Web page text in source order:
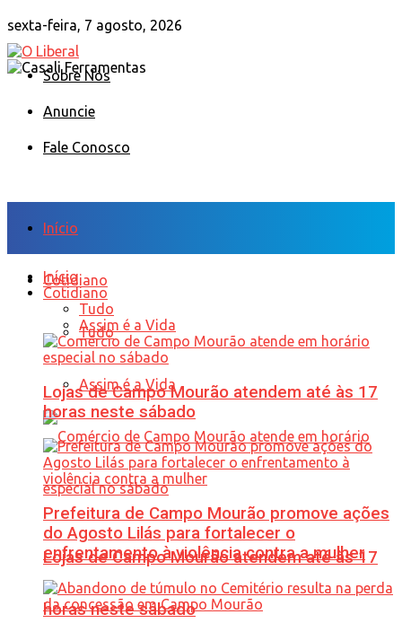
sexta-feira, 7 agosto, 2026
Sobre Nós
Anuncie
Fale Conosco
Início
Cotidiano
Tudo
Assim é a Vida
Lojas de Campo Mourão atendem até às 17
horas neste sábado
Início
Cotidiano
Tudo
Assim é a Vida
Lojas de Campo Mourão atendem até às 17
horas neste sábado
Prefeitura de Campo Mourão promove ações
do Agosto Lilás para fortalecer o
enfrentamento à violência contra a mulher